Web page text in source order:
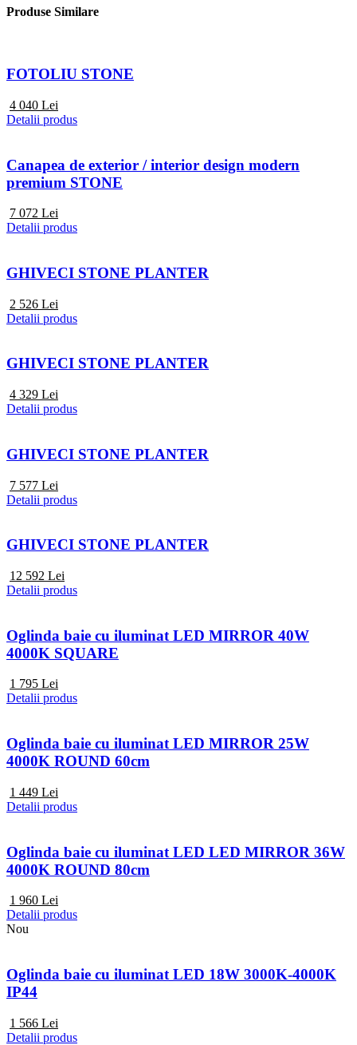
Produse Similare
FOTOLIU STONE
4 040 Lei
Detalii produs
Canapea de exterior / interior design modern
premium STONE
7 072 Lei
Detalii produs
GHIVECI STONE PLANTER
2 526 Lei
Detalii produs
GHIVECI STONE PLANTER
4 329 Lei
Detalii produs
GHIVECI STONE PLANTER
7 577 Lei
Detalii produs
GHIVECI STONE PLANTER
12 592 Lei
Detalii produs
Oglinda baie cu iluminat LED MIRROR 40W
4000K SQUARE
1 795 Lei
Detalii produs
Oglinda baie cu iluminat LED MIRROR 25W
4000K ROUND 60cm
1 449 Lei
Detalii produs
Oglinda baie cu iluminat LED LED MIRROR 36W
4000K ROUND 80cm
1 960 Lei
Detalii produs
Nou
Oglinda baie cu iluminat LED 18W 3000K-4000K
IP44
1 566 Lei
Detalii produs